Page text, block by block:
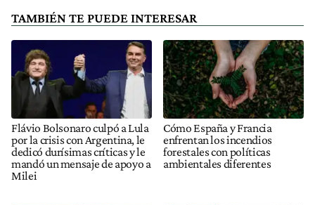
TAMBIÉN TE PUEDE INTERESAR
Flávio Bolsonaro culpó a Lula
por la crisis con Argentina, le
dedicó durísimas críticas y le
mandó un mensaje de apoyo a
Milei
Cómo España y Francia
enfrentan los incendios
forestales con políticas
ambientales diferentes